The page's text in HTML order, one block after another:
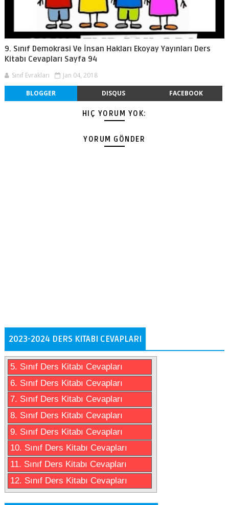
9. Sınıf Demokrasi Ve İnsan Hakları Ekoyay Yayınları Ders
Kitabı Cevapları Sayfa 94
Sınıf Evrakları Jan 04, 2018
BLOGGER DISQUS FACEBOOK
HIÇ YORUM YOK:
YORUM GÖNDER
2023-2024 DERS KITABI CEVAPLARI
5. Sınıf Ders Kitabı Cevapları
6. Sınıf Ders Kitabı Cevapları
7. Sınıf Ders Kitabı Cevapları
8. Sınıf Ders Kitabı Cevapları
9. Sınıf Ders Kitabı Cevapları
10. Sınıf Ders Kitabı Cevapları
11. Sınıf Ders Kitabı Cevapları
12. Sınıf Ders Kitabı Cevapları